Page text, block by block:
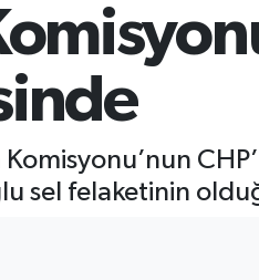
Komisyonu’nun
sel felaketinin